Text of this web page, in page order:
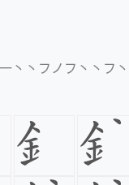
丶丶フノフ丶丶フ